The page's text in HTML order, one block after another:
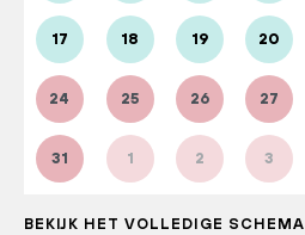
17 18 19 20
24 25 26 27
31 1 2 3
BEKIJK HET VOLLEDIGE SCHEMA